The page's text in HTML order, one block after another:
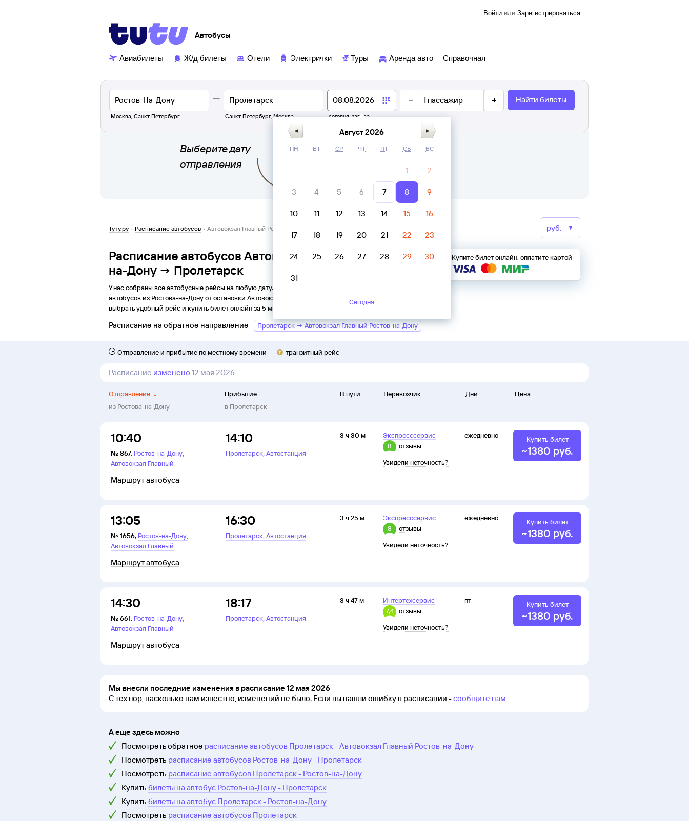
Войти или Зарегистрироваться
Автобусы
Авиабилеты Ж/д билеты Отели Электрички Туры Аренда авто Справочная
Москва, Санкт-Петербург Санкт-Петербург, Москва сегодня, завтра
1 пассажир Найти билеты
Выберите дату
отправления
Туту.ру · Расписание автобусов · Автовокзал Главный Ростов-на-Дону → Пролетарск
Расписание автобусов Автовокзал Главный Ростов-
на-Дону → Пролетарск
У нас собраны все автобусные рейсы на любую дату. Вы можете узнать точное расписание
автобусов из Ростова-на-Донуотостановки Автовокзал Главный
выбрать удобный рейс и купить билет онлайн за 5 минут.
Купите билет онлайн, оплатите картой
Расписание на обратное направление Пролетарск → Автовокзал Главный Ростов-на-Дону
Отправление и прибытие по местному времени транзитный рейс
Расписание изменено 12 мая 2026
Отправление ↓
из Ростова-на-Дону
Прибытие
в Пролетарск
В пути Перевозчик Дни Цена
10:40
№ 867, Ростов-на-Дону,
Автовокзал Главный
14:10
Пролетарск,Автостанция
3 ч 30 м
Экспресссервис
8
отзывы
Увидели неточность?
ежедневно
Маршрут автобуса
Купить билет
~1380 руб.
13:05
№ 1656, Ростов-на-Дону,
Автовокзал Главный
16:30
Пролетарск,Автостанция
3 ч 25 м
Экспресссервис
8
отзывы
Увидели неточность?
ежедневно
Маршрут автобуса
Купить билет
~1380 руб.
14:30
№ 661, Ростов-на-Дону,
Автовокзал Главный
18:17
Пролетарск,Автостанция
3 ч 47 м
Интертехсервис
7,4
отзывы
Увидели неточность?
пт
Маршрут автобуса
Купить билет
~1380 руб.
Мы внесли последние изменения в расписание 12 мая 2026
С тех пор, насколько нам известно, изменений не было. Если вы нашли ошибку в расписании -сообщите нам
А еще здесь можно
Посмотреть обратное расписание автобусов Пролетарск - Автовокзал Главный Ростов-на-Дону
Посмотреть расписание автобусов Ростов-на-Дону - Пролетарск
Посмотреть расписание автобусов Пролетарск - Ростов-на-Дону
Купить билеты на автобус Ростов-на-Дону - Пролетарск
Купить билеты на автобус Пролетарск - Ростов-на-Дону
Посмотреть расписание автобусов Пролетарск
Август 2026
ПН ВТ СР ЧТ ПТ СБ ВС
1 2
3 4 5 6 7 8 9
10 11 12 13 14 15 16
17 18 19 20 21 22 23
24 25 26 27 28 29 30
31
Сегодня